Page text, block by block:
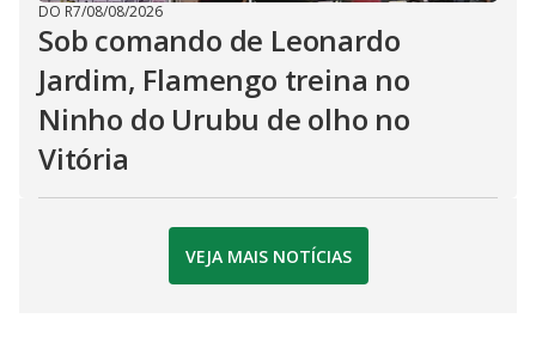
DO R7/08/08/2026
Sob comando de Leonardo
Jardim, Flamengo treina no
Ninho do Urubu de olho no
Vitória
VEJA MAIS NOTÍCIAS